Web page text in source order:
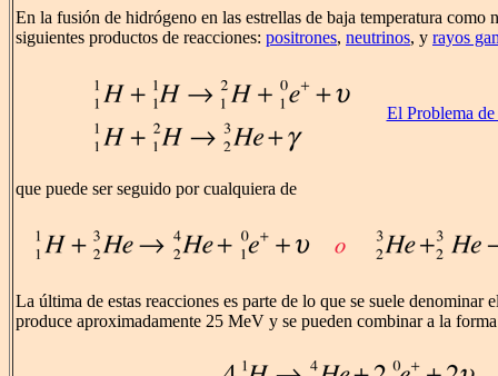
En la fusión de hidrógeno en las estrellas de baja temperatura como
siguientes productos de reacciones: positrones, neutrinos, y rayos
El Problema
que puede ser seguido por cualquiera de
La última de estas reacciones es parte de lo que se suele denominar
produce aproximadamente 25 MeV y se pueden combinar a la forma